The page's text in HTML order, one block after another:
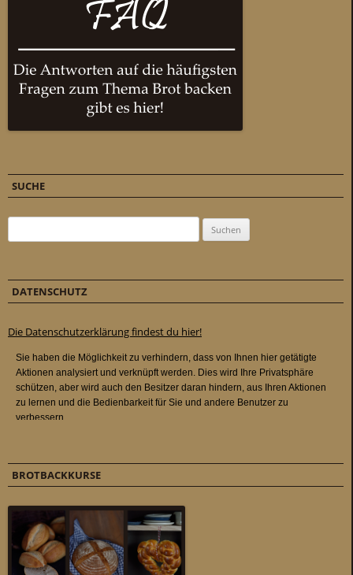
SUCHE
DATENSCHUTZ
Die Datenschutzerklärung findest du hier!
BROTBACKKURSE